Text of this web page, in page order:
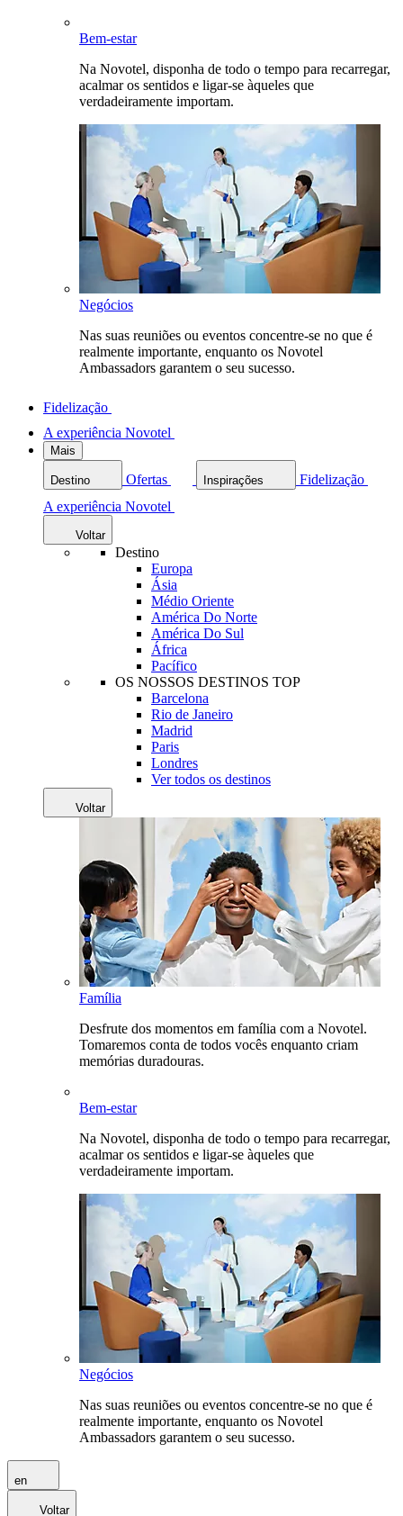
Bem-estar
Na Novotel, disponha de todo o tempo para recarregar,
acalmar os sentidos e ligar-se àqueles que
verdadeiramente importam.
Negócios
Nas suas reuniões ou eventos concentre-se no que é
realmente importante, enquanto os Novotel
Ambassadors garantem o seu sucesso.
Fidelização
A experiência Novotel
Mais
Destino Ofertas Inspirações
Fidelização
A experiência Novotel
Voltar
Destino
Europa
Ásia
Médio Oriente
América Do Norte
América Do Sul
África
Pacífico
OS NOSSOS DESTINOS TOP
Barcelona
Rio de Janeiro
Madrid
Paris
Londres
Ver todos os destinos
Voltar
Família
Desfrute dos momentos em família com a Novotel.
Tomaremos conta de todos vocês enquanto criam
memórias duradouras.
Bem-estar
Na Novotel, disponha de todo o tempo para recarregar,
acalmar os sentidos e ligar-se àqueles que
verdadeiramente importam.
Negócios
Nas suas reuniões ou eventos concentre-se no que é
realmente importante, enquanto os Novotel
Ambassadors garantem o seu sucesso.
en
Voltar